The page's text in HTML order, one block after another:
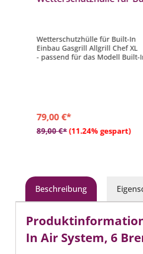
Wetterschutzhülle für Built-In
Einbau Gasgrill Allgrill Chef XL
- passend für das Modell Built-
zu verstauen
79,00 €*
89,00 €* (11.24% gespart)
In den Warenkorb
Beschreibung
In Air System, 6